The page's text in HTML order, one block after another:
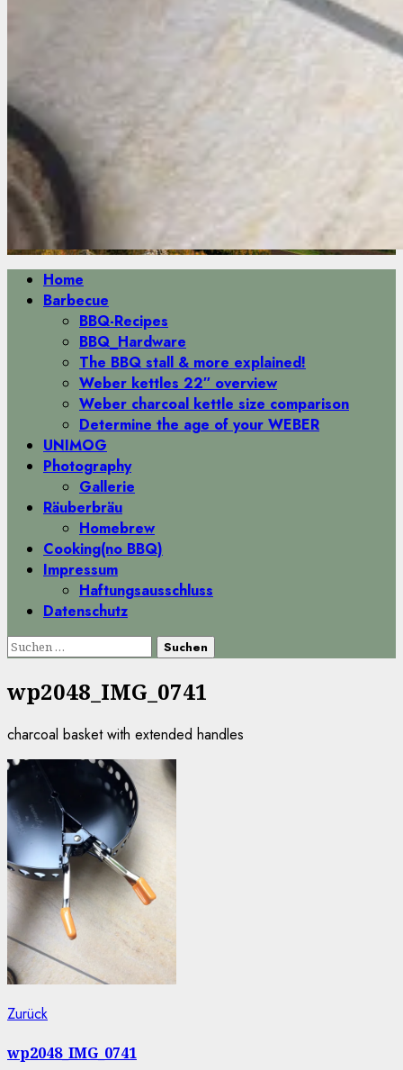
Primäres
Menü
Home
Barbecue
BBQ-Recipes
BBQ_Hardware
The BBQ stall & more explained!
Weber kettles 22″ overview
Weber charcoal kettle size comparison
Determine the age of your WEBER
UNIMOG
Photography
Gallerie
Räuberbräu
Homebrew
Cooking(no BBQ)
Impressum
Haftungsausschluss
Datenschutz
Suchen
wp2048_IMG_0741
charcoal basket with extended handles
Beitragsnavigation
ZurückVorheriger
wp2048_IMG_0741